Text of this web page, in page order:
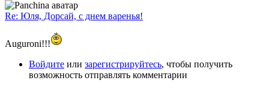
Re: Юля, Дорсай, с днем варенья!
Auguroni!!!
Войдите или зарегистрируйтесь, чтобы получить
возможность отправлять комментарии